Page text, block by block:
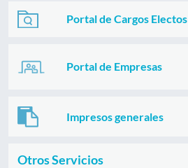
Portal de Cargos Electos
Portal de Empresas
Impresos generales
Otros Servicios